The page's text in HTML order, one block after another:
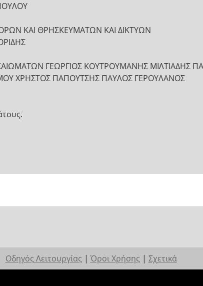
ΚΑΙ ΘΡΗΣΚΕΥΜΑΤΩΝ ΚΑΙ ΔΙΚΤΥΩΝ
ΓΕΩΡΓΙΟΣ ΚΟΥΤΡΟΥΜΑΝΗΣ ΜΙΛΤΙΑΔΗΣ
ΧΡΗΣΤΟΣ ΠΑΠΟΥΤΣΗΣ ΠΑΥΛΟΣ ΓΕΡΟΥΛΑΝΟΣ
Οδηγός Λειτουργίας | Όροι Χρήσης | Σχετικά